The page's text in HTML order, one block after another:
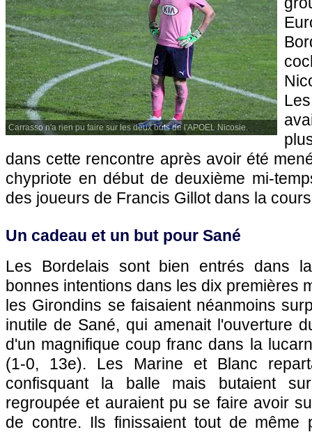
Carrasso n'a rien pu faire sur les deux buts de l'APOEL Nicosie.
dans cette rencontre après avoir été
chypriote en début de deuxième mi-
des joueurs de Francis Gillot dans la
Un cadeau et un but pour Sané
Les Bordelais sont bien entrés dans
bonnes intentions dans les dix premières
les Girondins se faisaient néanmoins
inutile de Sané, qui amenait l'ouverture
d'un magnifique coup franc dans la
(1-0, 13e). Les Marine et Blanc
confisquant la balle mais butaient
regroupée et auraient pu se faire avoir
de contre. Ils finissaient tout de même